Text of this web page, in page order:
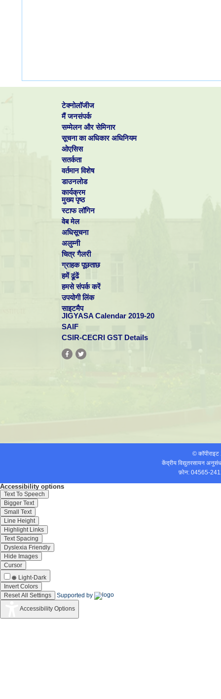
टेक्नोलॉजीज
मैं जनसंपर्क
सम्मेलन और सेमिनार
सूचना का अधिकार अधिनियम
ओएसिस
सतर्कता
वर्तमान विशेष
डाउनलोड
कार्यक्रम
मुख्य पृष्ठ
स्टाफ लॉगिन
वेब मेल
अधिसूचना
अलुम्नी
चित्र गैलरी
ग्राहक पूछताछ
हमें ढूंढें
हमसे संपर्क करें
उपयोगी लिंक
साइटमैप
JIGYASA Calendar 2019-20
SAIF
CSIR-CECRI GST Details
©
केंद्रीय विद्युतरसायन
फ़ोन: 04565-
Accessibility options
Text To Speech
Bigger Text
Small Text
Line Height
Highlight Links
Text Spacing
Dyslexia Friendly
Hide Images
Cursor
Light-Dark
Invert Colors
Reset All Settings
Supported by
Accessibility Options